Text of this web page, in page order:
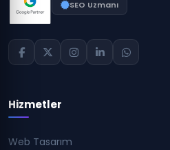
SEO Uzmanı
Hizmetler
Web Tasarım